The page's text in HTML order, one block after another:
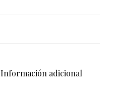
Información adicional